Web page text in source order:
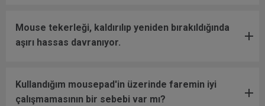
Mouse tekerleği, kaldırılıp yeniden bırakıldığında
aşırı hassas davranıyor.
Kullandığım mousepad'in üzerinde faremin iyi
çalışmamasının bir sebebi var mı?